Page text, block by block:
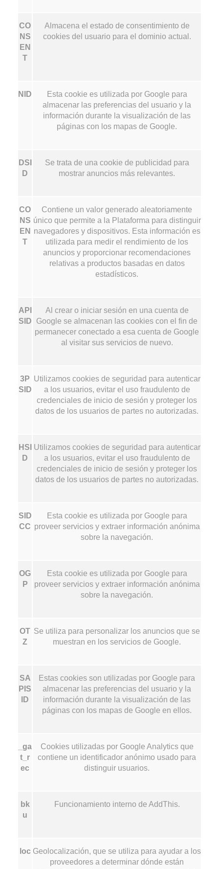
CO
NS
EN
T
Almacena el estado de consentimiento de
cookies del usuario para el dominio actual.
NID
Esta cookie es utilizada por Google para
almacenar las preferencias del usuario y la
información durante la visualización de las
páginas con los mapas de Google.
DSI
D
Se trata de una cookie de publicidad para
mostrar anuncios más relevantes.
CO
NS
EN
T
Contiene un valor generado aleatoriamente
único que permite a la Plataforma para distinguir
navegadores y dispositivos. Esta información es
utilizada para medir el rendimiento de los
anuncios y proporcionar recomendaciones
relativas a productos basadas en datos
estadísticos.
API
SID
Al crear o iniciar sesión en una cuenta de
Google se almacenan las cookies con el fin de
permanecer conectado a esa cuenta de Google
al visitar sus servicios de nuevo.
3P
SID
Utilizamos cookies de seguridad para autenticar
a los usuarios, evitar el uso fraudulento de
credenciales de inicio de sesión y proteger los
datos de los usuarios de partes no autorizadas.
HSI
D
Utilizamos cookies de seguridad para autenticar
a los usuarios, evitar el uso fraudulento de
credenciales de inicio de sesión y proteger los
datos de los usuarios de partes no autorizadas.
SID
CC
Esta cookie es utilizada por Google para
proveer servicios y extraer información anónima
sobre la navegación.
OG
P
Esta cookie es utilizada por Google para
proveer servicios y extraer información anónima
sobre la navegación.
OT
Z
Se utiliza para personalizar los anuncios que se
muestran en los servicios de Google.
SA
PIS
ID
Estas cookies son utilizadas por Google para
almacenar las preferencias del usuario y la
información durante la visualización de las
páginas con los mapas de Google en ellos.
_ga
t_r
ec
Cookies utilizadas por Google Analytics que
contiene un identificador anónimo usado para
distinguir usuarios.
bk
u
Funcionamiento interno de AddThis.
loc Geolocalización, que se utiliza para ayudar a los
proveedores a determinar dónde están